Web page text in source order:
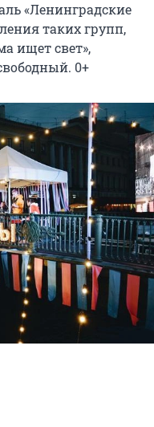
«Ленинградские
таких групп,
ищет свет»,
0+